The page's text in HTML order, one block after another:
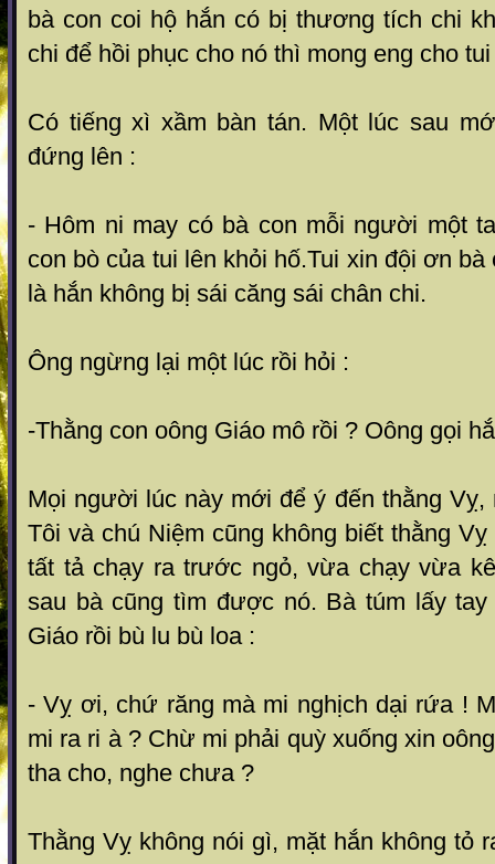
bà con coi hộ hắn có bị thương tích chi
chi để hồi phục cho nó thì mong eng cho
Có tiếng xì xầm bàn tán. Một lúc sau
đứng lên :
- Hôm ni may có bà con mỗi người một
con bò của tui lên khỏi hố.Tui xin đội ơn
là hắn không bị sái căng sái chân chi.
Ông ngừng lại một lúc rồi hỏi :
-Thằng con oông Giáo mô rồi ? Oông gọi
Mọi người lúc này mới để ý đến thằng Vỵ,
Tôi và chú Niệm cũng không biết thằng
tất tả chạy ra trước ngỏ, vừa chạy vừa
sau bà cũng tìm được nó. Bà túm lấy
Giáo rồi bù lu bù loa :
- Vỵ ơi, chứ răng mà mi nghịch dại rứa !
mi ra ri à ? Chừ mi phải quỳ xuống xin
tha cho, nghe chưa ?
Thằng Vỵ không nói gì, mặt hắn không tỏ